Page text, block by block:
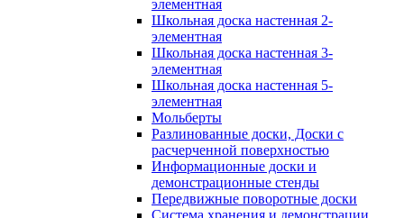
элементная
Школьная доска настенная 2-
элементная
Школьная доска настенная 3-
элементная
Школьная доска настенная 5-
элементная
Мольберты
Разлинованные доски, Доски с
расчерченной поверхностью
Информационные доски и
демонстрационные стенды
Передвижные поворотные доски